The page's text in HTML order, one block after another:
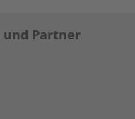
Partner